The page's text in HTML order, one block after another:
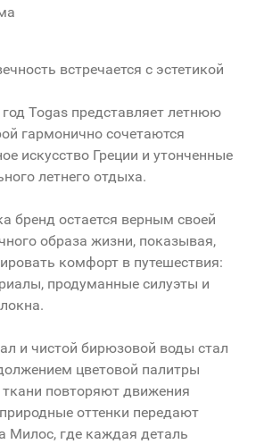
встречается с эстетикой
Togas представляет летнюю
гармонично сочетаются
искусство Греции и утонченные
летнего отдыха.
бренд остается верным своей
образа жизни, показывая,
комфорт в путешествия:
продуманные силуэты и
и чистой бирюзовой воды стал
цветовой палитры
ткани повторяют движения
оттенки передают
Милос, где каждая деталь